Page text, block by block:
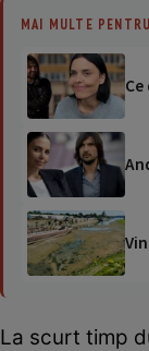
MAI MULTE
La scurt timp